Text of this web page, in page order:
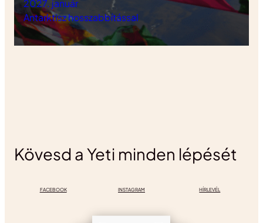
2027. január
Antarktisz hosszabbítással
Kövesd a Yeti minden lépését
FACEBOOK INSTAGRAM HÍRLEVÉL